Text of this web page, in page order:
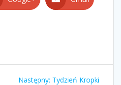
Następny: Następny
Tydzień Kropki